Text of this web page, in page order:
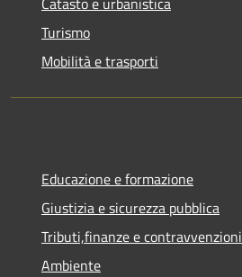
Turismo
Mobilità e trasporti
Educazione e formazione
Giustizia e sicurezza pubblica
Tributi,finanze e contravvenzioni
Ambiente